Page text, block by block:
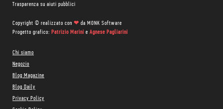
Trasparenza su aiuti pubblici
Copyright © realizzato con ❤ da MONK Software
Progetto grafico: Patrizio Marini e Agnese Pagliarini
Chi siamo
Negozio
Blog Magazine
Blog Daily
Privacy Policy